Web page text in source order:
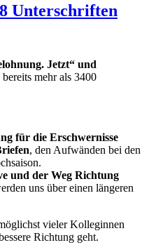
Unterschriften
Jetzt“ und
mehr als 3400
für die Erschwernisse
, den Aufwänden bei den
und der Weg Richtung
uns über einen längeren
vieler Kolleginnen
Richtung geht.